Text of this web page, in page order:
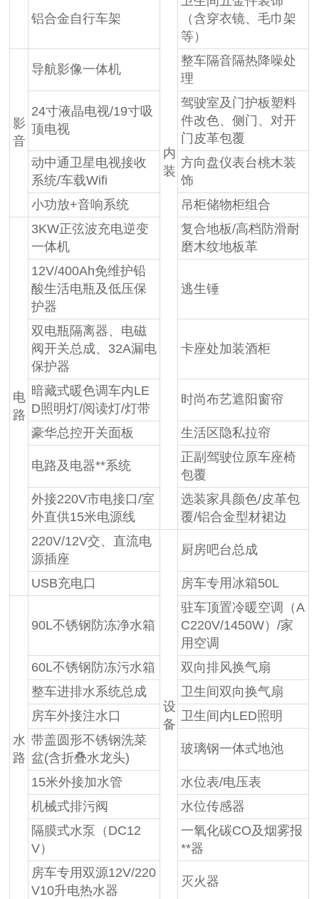
内
装
铝合金自行车架
（含穿衣镜、毛巾架
等）
影
音
导航影像一体机
整车隔音隔热降噪处
理
24寸液晶电视/19寸吸
顶电视
驾驶室及门护板塑料
件改色、侧门、对开
门皮革包覆
动中通卫星电视接收
系统/车载Wifi
方向盘仪表台桃木装
饰
小功放+音响系统
吊柜储物柜组合
电
路
3KW正弦波充电逆变
一体机
复合地板/高档防滑耐
磨木纹地板革
12V/400Ah免维护铅
酸生活电瓶及低压保
护器
逃生锤
双电瓶隔离器、电磁
阀开关总成、32A漏电
保护器
卡座处加装酒柜
暗藏式暖色调车内LE
D照明灯/阅读灯/灯带
时尚布艺遮阳窗帘
豪华总控开关面板 生活区隐私拉帘
电路及电器**系统
正副驾驶位原车座椅
包覆
外接220V市电接口/室
外直供15米电源线
选装家具颜色/皮革包
覆/铝合金型材裙边
220V/12V交、直流电
源插座
设
备
厨房吧台总成
USB充电口 房车专用冰箱50L
水
路
90L不锈钢防冻净水箱
驻车顶置冷暖空调（A
C220V/1450W）/家
用空调
60L不锈钢防冻污水箱
双向排风换气扇
整车进排水系统总成
卫生间双向换气扇
房车外接注水口
卫生间内LED照明
带盖圆形不锈钢洗菜
盆(含折叠水龙头)
玻璃钢一体式地池
15米外接加水管
水位表/电压表
机械式排污阀
水位传感器
隔膜式水泵（DC12
V）
一氧化碳CO及烟雾报
**器
房车专用双源12V/220
V10升电热水器
灭火器